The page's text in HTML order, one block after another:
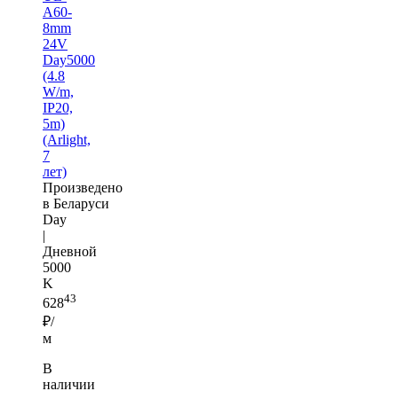
A60-
8mm
24V
Day5000
(4.8
W/m,
IP20,
5m)
(Arlight,
7
лет)
Произведено
в Беларуси
Day
|
Дневной
5000
K
62843
₽/
м
В
наличии